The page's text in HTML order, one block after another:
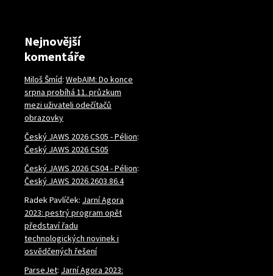
Nejnovější
komentáře
Miloš Šmíd: WebAIM: Do konce
srpna probíhá 11. průzkum
mezi uživateli odečítačů
obrazovky
Český JAWS 2026 CS05 - Pélion:
Český JAWS 2026 CS05
Český JAWS 2026 CS04 - Pélion:
Český JAWS 2026.2603.86.4
Radek Pavlíček: Jarní Agora
2023: pestrý program opět
představí řadu
technologických novinek i
osvědčených řešení
ParseJet: Jarní Agora 2023: